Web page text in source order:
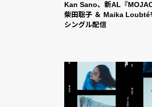
Kan Sano、新AL『
柴田聡子 ＆ Maika Loubté
シングル配信